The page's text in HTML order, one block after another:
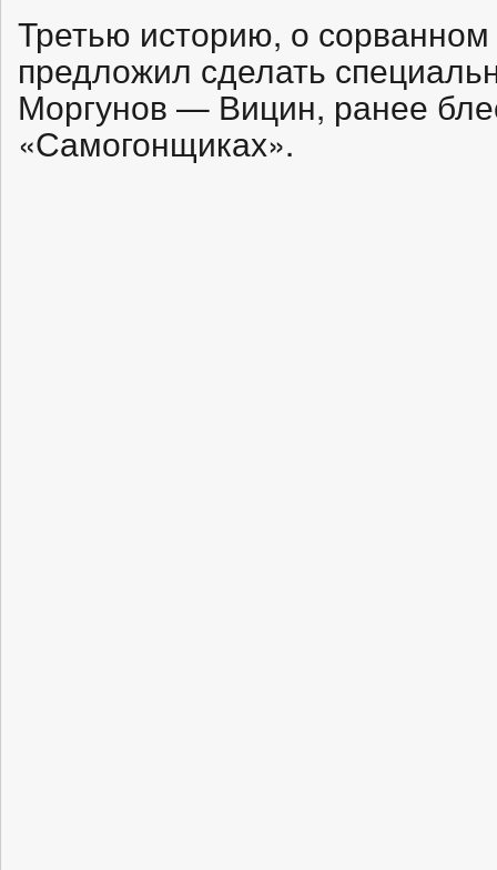
Третью историю, о
предложил сделать
Моргунов — Вицин, ранее
«Самогонщиках».